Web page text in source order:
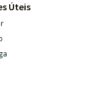
Úteis